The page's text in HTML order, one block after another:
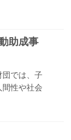
助成事
団では、子
間性や社会